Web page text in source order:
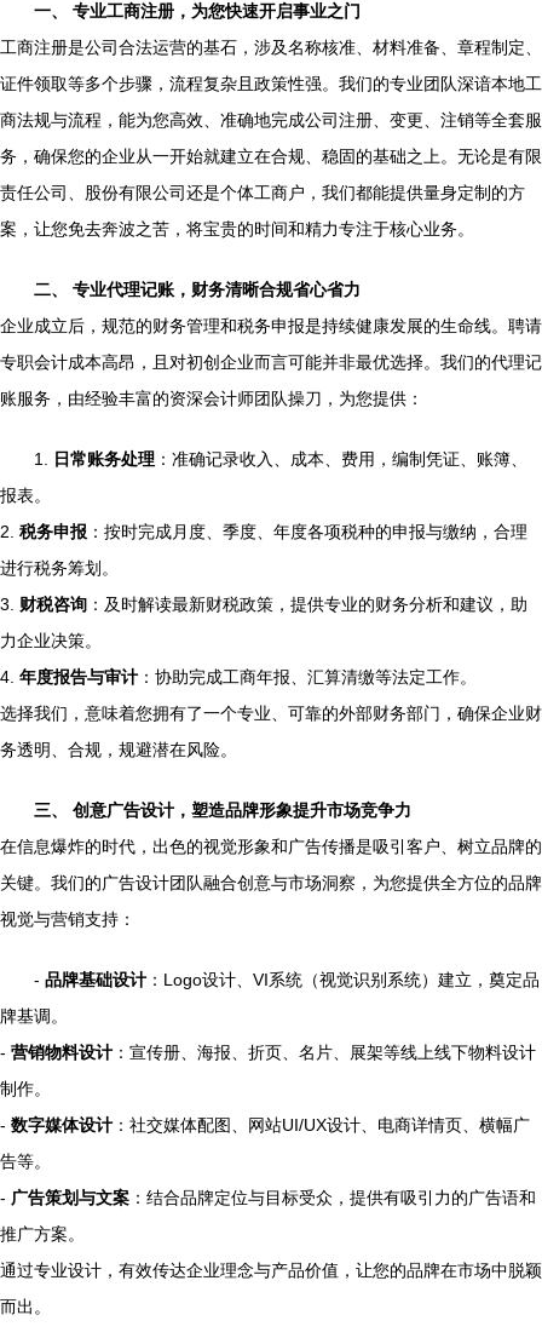
一、 专业工商注册，为您快速开启事业之门
工商注册是公司合法运营的基石，涉及名称核准、材料准备、章程制定、
证件领取等多个步骤，流程复杂且政策性强。我们的专业团队深谙本地工
商法规与流程，能为您高效、准确地完成公司注册、变更、注销等全套服
务，确保您的企业从一开始就建立在合规、稳固的基础之上。无论是有限
责任公司、股份有限公司还是个体工商户，我们都能提供量身定制的方
案，让您免去奔波之苦，将宝贵的时间和精力专注于核心业务。
二、 专业代理记账，财务清晰合规省心省力
企业成立后，规范的财务管理和税务申报是持续健康发展的生命线。聘请
专职会计成本高昂，且对初创企业而言可能并非最优选择。我们的代理记
账服务，由经验丰富的资深会计师团队操刀，为您提供：
1. 日常账务处理 ：准确记录收入、成本、费用，编制凭证、账簿、
报表。
2. 税务申报 ：按时完成月度、季度、年度各项税种的申报与缴纳，合理
进行税务筹划。
3. 财税咨询 ：及时解读最新财税政策，提供专业的财务分析和建议，助
力企业决策。
4. 年度报告与审计 ：协助完成工商年报、汇算清缴等法定工作。
选择我们，意味着您拥有了一个专业、可靠的外部财务部门，确保企业财
务透明、合规，规避潜在风险。
三、 创意广告设计，塑造品牌形象提升市场竞争力
在信息爆炸的时代，出色的视觉形象和广告传播是吸引客户、树立品牌的
关键。我们的广告设计团队融合创意与市场洞察，为您提供全方位的品牌
视觉与营销支持：
- 品牌基础设计 ：Logo设计、VI系统（视觉识别系统）建立，奠定品
牌基调。
- 营销物料设计 ：宣传册、海报、折页、名片、展架等线上线下物料设计
制作。
- 数字媒体设计 ：社交媒体配图、网站UI/UX设计、电商详情页、横幅广
告等。
- 广告策划与文案 ：结合品牌定位与目标受众，提供有吸引力的广告语和
推广方案。
通过专业设计，有效传达企业理念与产品价值，让您的品牌在市场中脱颖
而出。